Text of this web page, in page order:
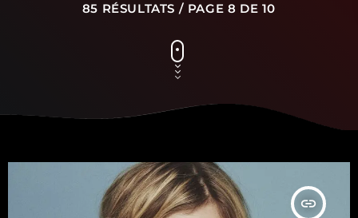
85 RÉSULTATS / PAGE 8 DE 10
insert_link